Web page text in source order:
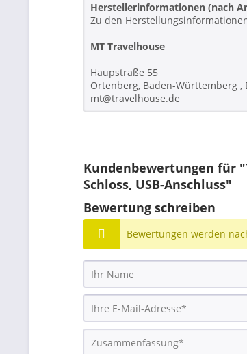
Herstellerinformationen (nach
Zu den
MT Travelhouse
Haupstraße 55
Ortenberg, Baden-Württemberg ,
mt@travelhouse.de
Kundenbewertungen für
Schloss, USB-Anschluss"
Bewertung schreiben
Bewertungen werden